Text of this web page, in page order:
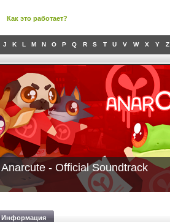
Как это работает?
J K L M N O P Q R S T U V W X Y Z
Anarcute - Official Soundtrack
Информация